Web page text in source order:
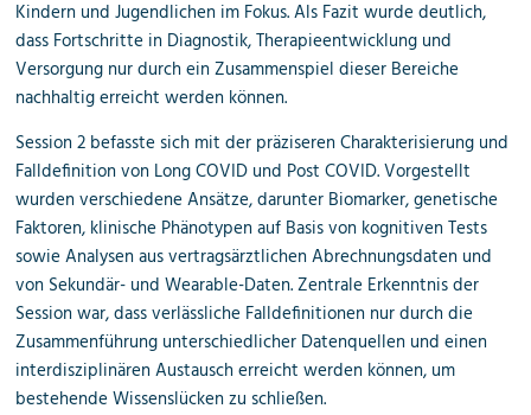
Kindern und Jugendlichen im Fokus. Als Fazit wurde deutlich,
dass Fortschritte in Diagnostik, Therapieentwicklung und
Versorgung nur durch ein Zusammen­spiel dieser Bereiche
nachhaltig erreicht werden können.
Session 2 befasste sich mit der präziseren Charakterisierung und
Falldefinition von Long COVID und Post COVID. Vorgestellt
wurden verschiedene Ansätze, darunter Biomarker, genetische
Faktoren, klinische Phänotypen auf Basis von kognitiven Tests
sowie Analysen aus vertragsärztlichen Abrechnungsdaten und
von Sekundär- und Wearable-Daten. Zentrale Erkenntnis der
Session war, dass verlässliche Falldefinitionen nur durch die
Zusammenführung unterschiedlicher Datenquellen und einen
interdisziplinären Austausch erreicht werden können, um
bestehende Wissens­lücken zu schließen.